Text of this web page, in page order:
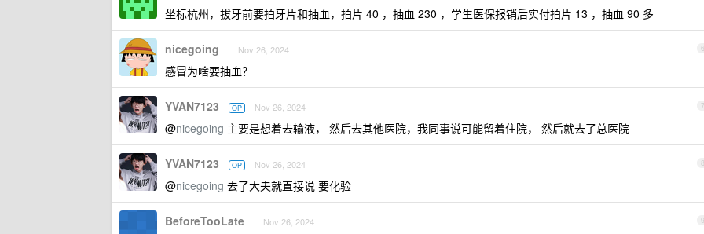
坐标杭州，拔牙前要拍牙片和抽血，拍片 40 ，抽血 230 ，学生医保报销后实付拍片 13 ，抽血 90 多
6
nicegoing Nov 26, 2024
感冒为啥要抽血？
7
YVAN7123 OP Nov 26, 2024
@nicegoing 主要是想着去输液， 然后去其他医院，我同事说可能留着住院， 然后就去了总医院
8
YVAN7123 OP Nov 26, 2024
@nicegoing 去了大夫就直接说 要化验
9
BeforeTooLate Nov 26, 2024